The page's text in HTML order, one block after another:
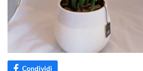
Condividi